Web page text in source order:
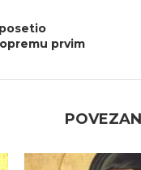
prvim